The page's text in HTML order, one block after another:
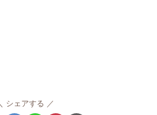
シェアする